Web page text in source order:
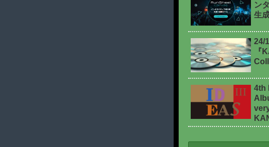
ン
生
24/
『
4th